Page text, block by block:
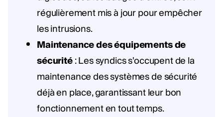
régulièrement mis à jour pour empêcher
les intrusions.
Maintenance des équipements de
sécurité: Les syndics s'occupent de la
maintenance des systèmes de sécurité
déjà en place, garantissant leur bon
fonctionnement en tout temps.